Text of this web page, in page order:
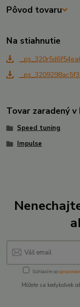
Pôvod tovaru
Na stiahnutie
Tovar zaradený
Speed tuning
Impulse
Súhlasím so
Môžete sa kedykoľvek